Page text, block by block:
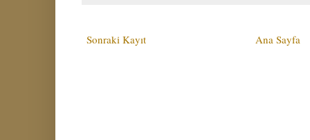
Sonraki Kayıt Ana Sayfa